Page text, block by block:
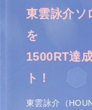
東雲詠介ソ
を
1500RT達
ト！
東雲詠介（